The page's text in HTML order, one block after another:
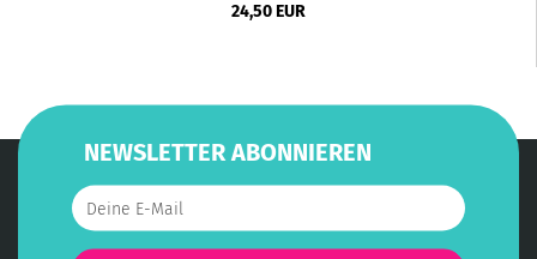
24,50 EUR
NEWSLETTER ABONNIEREN